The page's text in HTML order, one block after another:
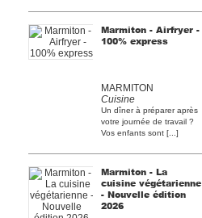
préparez [...]
Marmiton - Airfryer -
100% express
MARMITON
Cuisine
Un dîner à préparer après
votre journée de travail ?
Vos enfants sont [...]
Marmiton - La
cuisine végétarienne
- Nouvelle édition
2026